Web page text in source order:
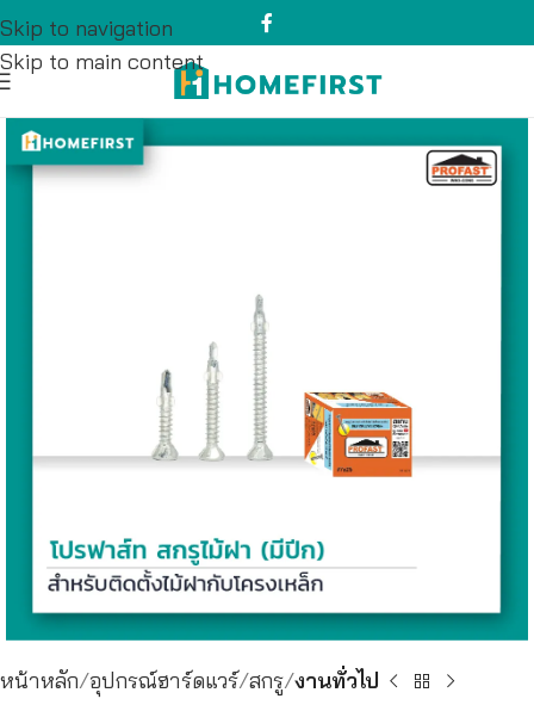
Skip to navigation
Skip to main content
หน้าหลัก อุปกรณ์ฮาร์ดแวร์ สกรู งานทั่วไป